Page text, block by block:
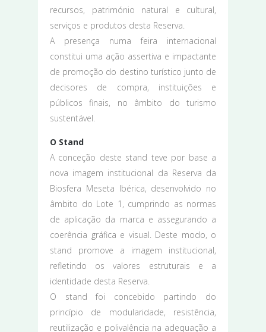
recursos, património natural e cultural,
serviços e produtos desta Reserva.
A presença numa feira internacional
constitui uma ação assertiva e impactante
de promoção do destino turístico junto de
decisores de compra, instituições e
públicos finais, no âmbito do turismo
sustentável.
O Stand
A conceção deste stand teve por base a
nova imagem institucional da Reserva da
Biosfera Meseta Ibérica, desenvolvido no
âmbito do Lote 1, cumprindo as normas
de aplicação da marca e assegurando a
coerência gráfica e visual. Deste modo, o
stand promove a imagem institucional,
refletindo os valores estruturais e a
identidade desta Reserva.
O stand foi concebido partindo do
princípio de modularidade, resistência,
reutilização e polivalência na adequação a